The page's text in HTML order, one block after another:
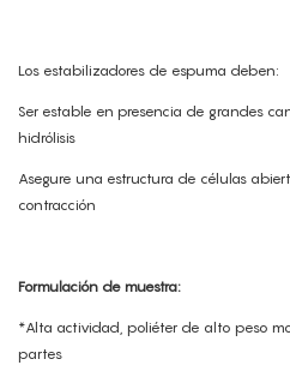
Los estabilizadores de espuma deben:
Ser estable en presencia de grandes
hidrólisis
Asegure una estructura de células
contracción
Formulación de muestra:
*Alta actividad, poliéter de alto peso
partes